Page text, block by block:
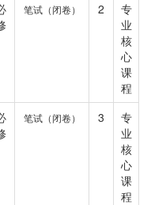
笔试（闭卷） 2
专
业
核
心
课
程
笔试（闭卷） 3
专
业
核
心
课
程